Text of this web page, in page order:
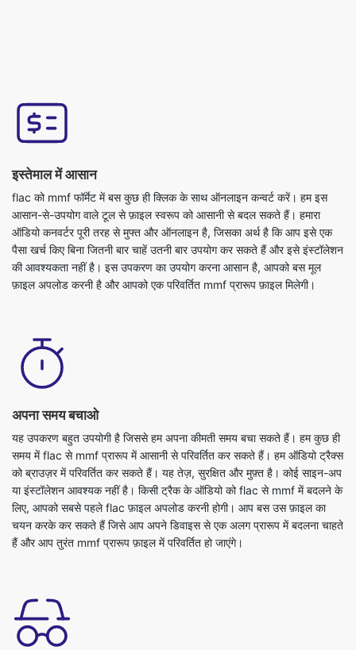
इस्तेमाल में आसान
आसान-से-उपयोग वाले टूल से फ़ाइल स्वरूप को आसानी से बदल सकते हैं। हमारा
ऑडियो कनवर्टर पूरी तरह से मुफ्त और ऑनलाइन है, जिसका अर्थ है कि आप इसे एक
पैसा खर्च किए बिना जितनी बार चाहें उतनी बार उपयोग कर सकते हैं और इसे इंस्टॉलेशन
की आवश्यकता नहीं है। इस उपकरण का उपयोग करना आसान है, आपको बस मूल
फ़ाइल अपलोड करनी है और आपको एक परिवर्तित mmf प्रारूप फ़ाइल मिलेगी।
अपना समय बचाओ
यह उपकरण बहुत उपयोगी है जिससे हम अपना कीमती समय बचा सकते हैं। हम कुछ ही
समय में flac से mmf प्रारूप में आसानी से परिवर्तित कर सकते हैं। हम ऑडियो ट्रैक्स
या इंस्टॉलेशन आवश्यक नहीं है। किसी ट्रैक के ऑडियो को flac से mmf में बदलने के
लिए, आपको सबसे पहले flac फ़ाइल अपलोड करनी होगी। आप बस उस फ़ाइल का
चयन करके कर सकते हैं जिसे आप अपने डिवाइस से एक अलग प्रारूप में बदलना चाहते
हैं और आप तुरंत mmf प्रारूप फ़ाइल में परिवर्तित हो जाएंगे।
बेहतरीन क्वालिटी